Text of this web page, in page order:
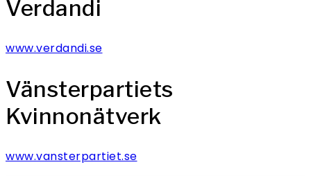
Verdandi
www.verdandi.se
Vänsterpartiets
Kvinnonätverk
www.vansterpartiet.se